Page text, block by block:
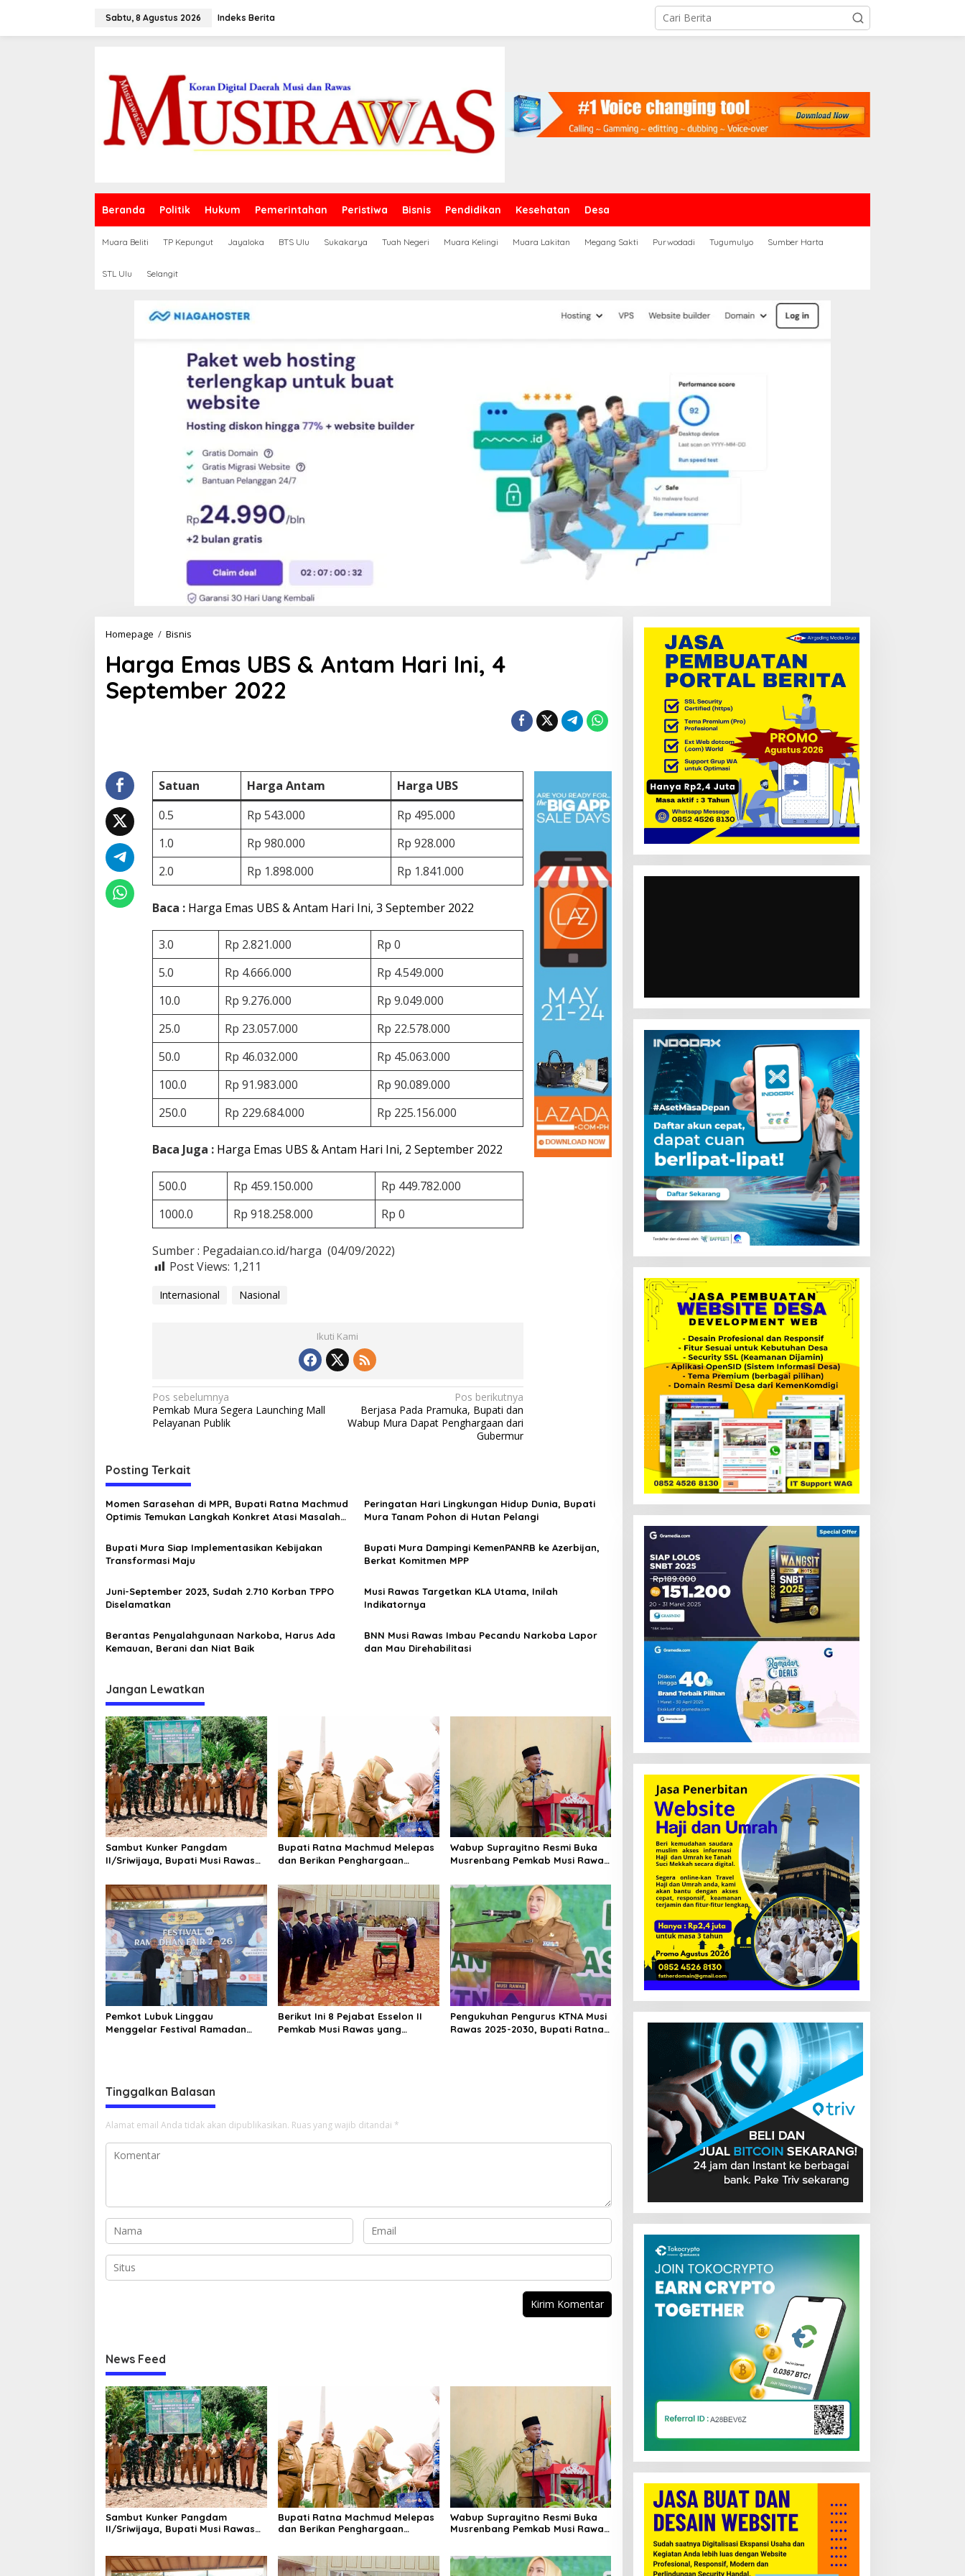
Sabtu, 8 Agustus 2026 Indeks Berita
Beranda Politik Hukum Pemerintahan Peristiwa Bisnis Pendidikan Kesehatan Desa
Muara Beliti TP Kepungut Jayaloka BTS Ulu Sukakarya Tuah Negeri Muara Kelingi Muara Lakitan Megang Sakti Purwodadi Tugumulyo Sumber Harta
STL Ulu Selangit
Homepage / Bisnis
r
g
a
E
S
&
A
t
m
i
n
,
S
e
2
2
Harga Emas UBS & Antam Hari Ini, 4
September 2022
Satuan Harga Antam
Harga UBS
0.5
Rp 543.000
Rp 495.000
1.0
Rp 980.000
Rp 928.000
2.0
Rp 1.898.000 Rp 1.841.000
Baca : Harga Emas UBS & Antam Hari Ini, 3 September 2022
3.0 Rp 2.821.000
Rp 0
5.0
Rp 4.666.000
Rp 4.549.000
10.0
Rp 9.276.000
Rp 9.049.000
25.0
Rp 23.057.000
Rp 22.578.000
50.0
Rp 46.032.000
Rp 45.063.000
100.0
Rp 91.983.000
Rp 90.089.000
250.0
Rp 229.684.000 Rp 225.156.000
Baca Juga : Harga Emas UBS & Antam Hari Ini, 2 September 2022
500.0 Rp 459.150.000
Rp 449.782.000
1000.0
Rp 918.258.000 Rp 0
Sumber : Pegadaian.co.id/harga (04/09/2022)
Post Views: 1,211
Internasional Nasional
Ikuti Kami
N
a
i
g
a
s
i
p
s
Pos sebelumnya
Pemkab Mura Segera Launching Mall
Pelayanan Publik
Pos berikutnya
Berjasa Pada Pramuka, Bupati dan
Wabup Mura Dapat Penghargaan dari
Gubermur
Posting Terkait
Momen Sarasehan di MPR, Bupati Ratna Machmud
Optimis Temukan Langkah Konkret Atasi Masalah
Peringatan Hari Lingkungan Hidup Dunia, Bupati
Mura Tanam Pohon di Hutan Pelangi
Bupati Mura Siap Implementasikan Kebijakan
Transformasi Maju
Bupati Mura Dampingi KemenPANRB ke Azerbijan,
Berkat Komitmen MPP
Juni-September 2023, Sudah 2.710 Korban TPPO
Diselamatkan
Musi Rawas Targetkan KLA Utama, Inilah
Indikatornya
Berantas Penyalahgunaan Narkoba, Harus Ada
Kemauan, Berani dan Niat Baik
BNN Musi Rawas Imbau Pecandu Narkoba Lapor
dan Mau Direhabilitasi
Jangan Lewatkan
Sambut Kunker Pangdam
II/Sriwijaya, Bupati Musi Rawas
Pembangunan Yonif
947/Pangeran Amin
Bupati Ratna Machmud Melepas
dan Berikan Penghargaan
Pemkab Musi Rawas
Wabup Suprayitno Resmi Buka
Musrenbang Pemkab Musi Rawas
Daerah Terencana
Pemkot Lubuk Linggau
Menggelar Festival Ramadan
Berikut Ini 8 Pejabat Esselon II
Pemkab Musi Rawas yang
Pengukuhan Pengurus KTNA Musi
Rawas 2025-2030, Bupati Ratna
Tinggalkan Balasan
Alamat email Anda tidak akan dipublikasikan. Ruas yang wajib ditandai *
News Feed
Sambut Kunker Pangdam
II/Sriwijaya, Bupati Musi Rawas
947/Pangeran Amin
Bupati Ratna Machmud Melepas
dan Berikan Penghargaan
Wabup Suprayitno Resmi Buka
Musrenbang Pemkab Musi Rawas